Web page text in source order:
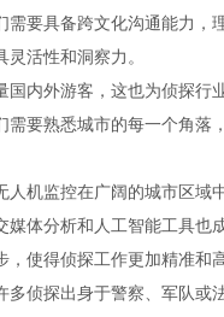
要具备跨文化沟通能力
活性和洞察力。
内外游客，这也为侦探
要熟悉城市的每一个角
机监控在广阔的城市区
体分析和人工智能工具
使得侦探工作更加精准和高
侦探出身于警察、军队